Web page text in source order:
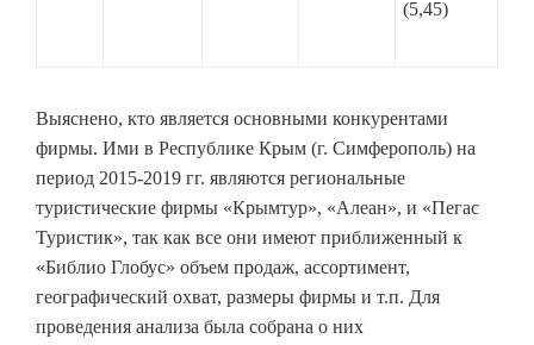
(5,45)
Выяснено, кто является основными конкурентами
фирмы. Ими в Республике Крым (г. Симферополь) на
период 2015-2019 гг. являются региональные
туристические фирмы «Крымтур», «Алеан», и «Пегас
Туристик», так как все они имеют приближенный к
«Библио Глобус» объем продаж, ассортимент,
географический охват, размеры фирмы и т.п. Для
проведения анализа была собрана о них